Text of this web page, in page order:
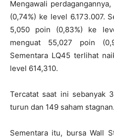
Mengawali
(0,74%) ke level 6.173.007.
5,050 poin (0,83%) ke
menguat 55,027 poin
Sementara LQ45 terlihat
level 614,310.
Tercatat saat ini sebanyak
turun dan 149 saham stagnan.
Sementara itu, bursa Wall